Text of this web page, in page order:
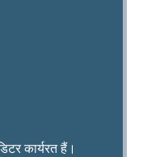
कार्यरत हैं।